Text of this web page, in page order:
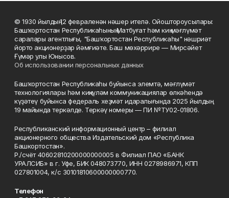
© 1930 йылдың 12 февраленән нәшер ителә. Ойоштороусылары:
Башҡортостан Республикаһының Матбуғат һәм киң мәғлүмәт
саралары агентлығы, "Башҡортостан Республикаһы" нәшриәт
йорто акционерҙар йәмғиәте. Баш мөхәррире — Мирсәйет
Ғүмәр улы Юнысов.
Об использовании персональных данных
Башҡортостан Республикаһы буйынса элемтә, мәғлүмәт
технологиялары һәм киңкүләм коммуникациялар өлкәһендә
күҙәтеү буйынса федераль хеҙмәт идаралығында 2025 йылдың
19 майында теркәлде. Теркәү номеры — ПИ №ТУ02-01806.
Республиканский информационный центр – филиал
акционерного общества Издательский дом «Республика
Башкортостан».
Р./счёт 40602810200000000005 в Филиал ПАО «БАНК
УРАЛСИБ» в г. Уфе, БИК 048073770, ИНН 0278986971, КПП
027801004, к/с 30101810600000000770.
Телефон